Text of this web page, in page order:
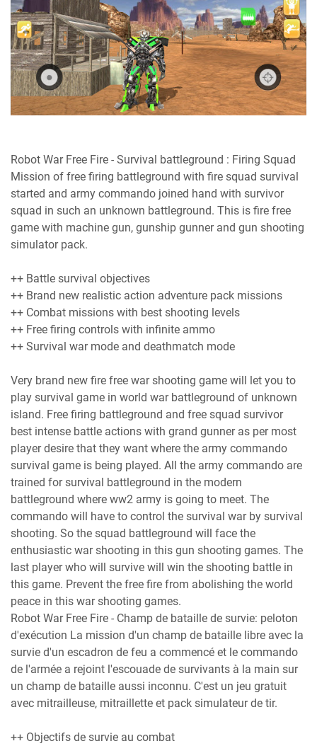
Robot War Free Fire - Survival battleground : Firing Squad
Mission of free firing battleground with fire squad survival
started and army commando joined hand with survivor
squad in such an unknown battleground. This is fire free
game with machine gun, gunship gunner and gun shooting
simulator pack.
++ Battle survival objectives
++ Brand new realistic action adventure pack missions
++ Combat missions with best shooting levels
++ Free firing controls with infinite ammo
++ Survival war mode and deathmatch mode
Very brand new fire free war shooting game will let you to
play survival game in world war battleground of unknown
island. Free firing battleground and free squad survivor
best intense battle actions with grand gunner as per most
player desire that they want where the army commando
survival game is being played. All the army commando are
trained for survival battleground in the modern
battleground where ww2 army is going to meet. The
commando will have to control the survival war by survival
shooting. So the squad battleground will face the
enthusiastic war shooting in this gun shooting games. The
last player who will survive will win the shooting battle in
this game. Prevent the free fire from abolishing the world
peace in this war shooting games.
Robot War Free Fire - Champ de bataille de survie: peloton
d'exécution La mission d'un champ de bataille libre avec la
survie d'un escadron de feu a commencé et le commando
de l'armée a rejoint l'escouade de survivants à la main sur
un champ de bataille aussi inconnu. C'est un jeu gratuit
avec mitrailleuse, mitraillette et pack simulateur de tir.
++ Objectifs de survie au combat